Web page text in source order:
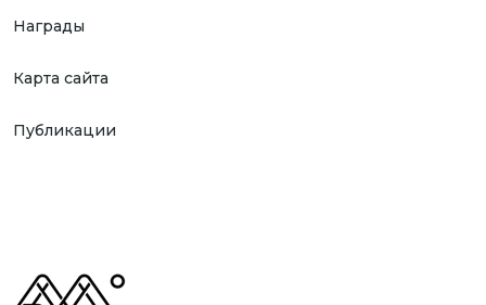
Награды
Карта сайта
Публикации